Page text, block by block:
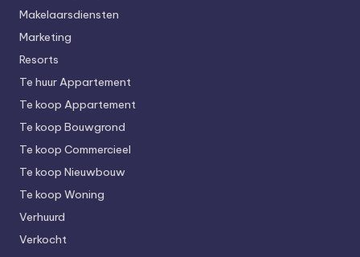
Makelaarsdiensten
Marketing
Resorts
Te huur Appartement
Te koop Appartement
Te koop Bouwgrond
Te koop Commercieel
Te koop Nieuwbouw
Te koop Woning
Verhuurd
Verkocht